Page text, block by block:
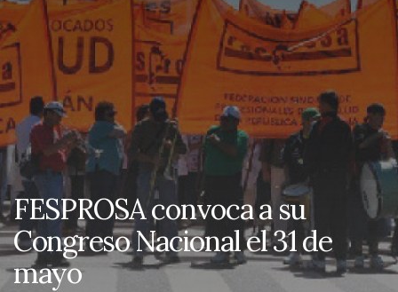
FESPROSA convoca a su
Congreso Nacional el 31 de
mayo